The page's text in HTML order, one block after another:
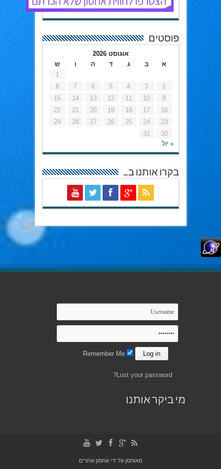
פוסטים
אוגוסט 2026
א
ב ג ד ה ו
ש
1
2
3
4
5
6
7
8
9
10
11
12
13
14
15
16
17
18
19
20
21
22
23
24
25
26
27
28
29
30
31
« יול
בקרו אותנו ב…
Lost your password?
מי ביקר אותנו
מאוחסן על ידיאחסון אתרים